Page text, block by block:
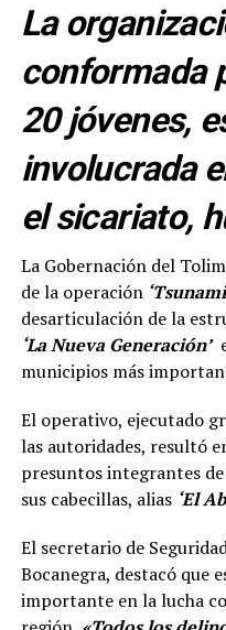
La
conformada
20 jóvenes,
involucrada
el sicariato,
La Gobernación del
de la operación
desarticulación de la
‘La Nueva Generación’
municipios más
El operativo, ejecutado
las autoridades, resultó
presuntos integrantes
sus cabecillas, alias ‘El
El secretario de
Bocanegra, destacó que
importante en la lucha